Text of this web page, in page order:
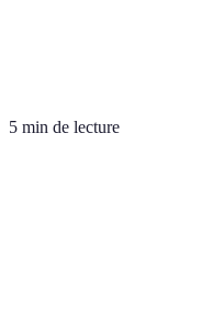
5 min de lecture